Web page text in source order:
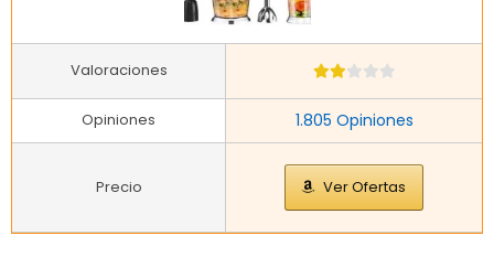
1.805 Opiniones
Ver Ofertas
Valoraciones
Opiniones
Precio